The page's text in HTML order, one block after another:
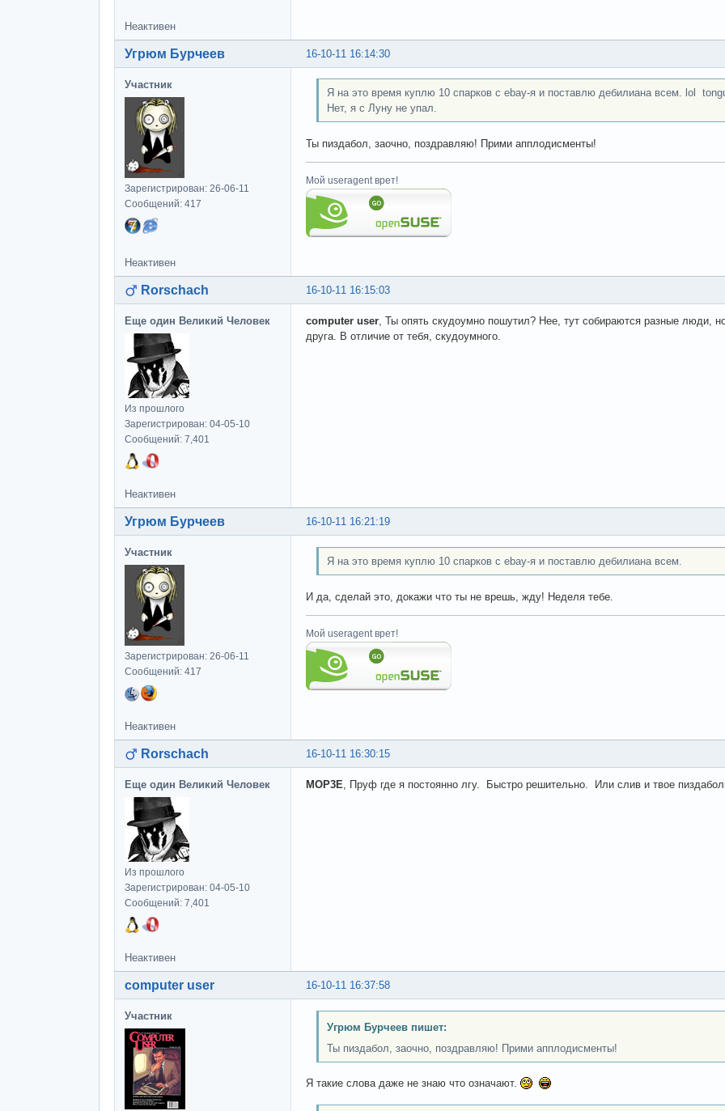
Неактивен
16-10-11 16:14:30
Угрюм Бурчеев
Участник
Зарегистрирован: 26-06-11
Сообщений: 417
Я на это время куплю 10 спарков с ebay-я и поставлю дебилиана всем. lol
Нет, я с Луну не упал.
Ты пиздабол, заочно, поздравляю! Прими апплодисменты!
Мой useragent врет!
Неактивен
16-10-11 16:15:03
Rorschach
Еще один Великий Человек
Из прошлого
Зарегистрирован: 04-05-10
Сообщений: 7,401
computer user, Ты опять скудоумно пошутил? Нее, тут собираются разные люди,
друга. В отличие от тебя, скудоумного.
Неактивен
16-10-11 16:21:19
Угрюм Бурчеев
Участник
Зарегистрирован: 26-06-11
Сообщений: 417
Я на это время куплю 10 спарков с ebay-я и поставлю дебилиана всем.
И да, сделай это, докажи что ты не врешь, жду! Неделя тебе.
Мой useragent врет!
Неактивен
16-10-11 16:30:15
Rorschach
Еще один Великий Человек
Из прошлого
Зарегистрирован: 04-05-10
Сообщений: 7,401
MOP3E, Пруф где я постоянно лгу. Быстро решительно. Или слив и твое
Неактивен
16-10-11 16:37:58
computer user
Участник
Угрюм Бурчеев пишет:
Ты пиздабол, заочно, поздравляю! Прими апплодисменты!
Я такие слова даже не знаю что означают.